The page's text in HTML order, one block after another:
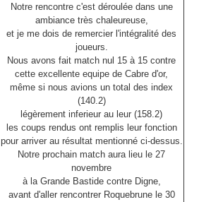
Notre rencontre c'est déroulée dans une
ambiance très chaleureuse,
et je me dois de remercier l'intégralité des
joueurs.
Nous avons fait match nul 15 à 15 contre
cette excellente equipe de Cabre d'or,
même si nous avions un total des index
(140.2)
légèrement inferieur au leur (158.2)
les coups rendus ont remplis leur fonction
pour arriver au résultat mentionné ci-dessus.
Notre prochain match aura lieu le 27
novembre
à la Grande Bastide contre Digne,
avant d'aller rencontrer Roquebrune le 30